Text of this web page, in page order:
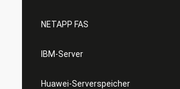
NETAPP FAS
IBM-Server
Huawei-Serverspeicher